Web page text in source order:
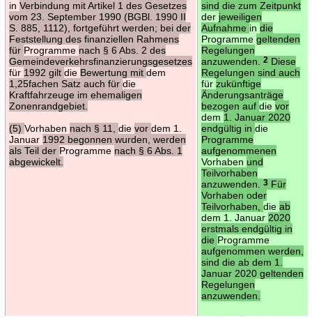
in Verbindung mit Artikel 1 des Gesetzes
vom 23. September 1990 (BGBl. 1990 II
S. 885, 1112), fortgeführt werden; bei der
Feststellung des finanziellen Rahmens
für Programme nach § 6 Abs. 2 des
Gemeindeverkehrsfinanzierungsgesetzes
für 1992 gilt die Bewertung mit dem
1,25fachen Satz auch für die
Kraftfahrzeuge im ehemaligen
Zonenrandgebiet.
(5) Vorhaben nach § 11, die vor dem 1.
Januar 1992 begonnen wurden, werden
als Teil der Programme nach § 6 Abs. 1
abgewickelt.
sind die zum Zeitpunkt
der jeweiligen
Aufnahme in die
Programme geltenden
Regelungen
anzuwenden.
2Diese
Regelungen sind auch
für zukünftige
Änderungsanträge
bezogen auf die vor
dem 1. Januar 2020
endgültig in die
Programme
aufgenommenen
Vorhaben und
Teilvorhaben
anzuwenden.
3Für
Vorhaben oder
Teilvorhaben, die ab
dem 1. Januar 2020
erstmals endgültig in
die Programme
aufgenommen werden,
sind die ab dem 1.
Januar 2020 geltenden
Regelungen
anzuwenden.